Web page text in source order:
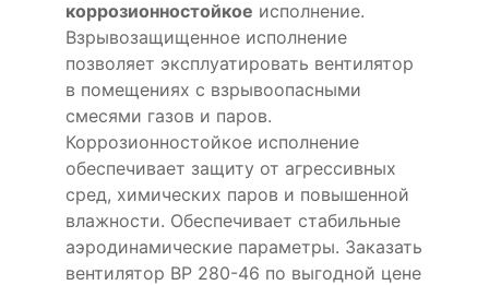
коррозионностойкое исполнение.
Взрывозащищенное исполнение
позволяет эксплуатировать вентилятор
в помещениях с взрывоопасными
смесями газов и паров.
Коррозионностойкое исполнение
обеспечивает защиту от агрессивных
сред, химических паров и повышенной
влажности. Обеспечивает стабильные
аэродинамические параметры. Заказать
вентилятор ВР 280-46 по выгодной цене